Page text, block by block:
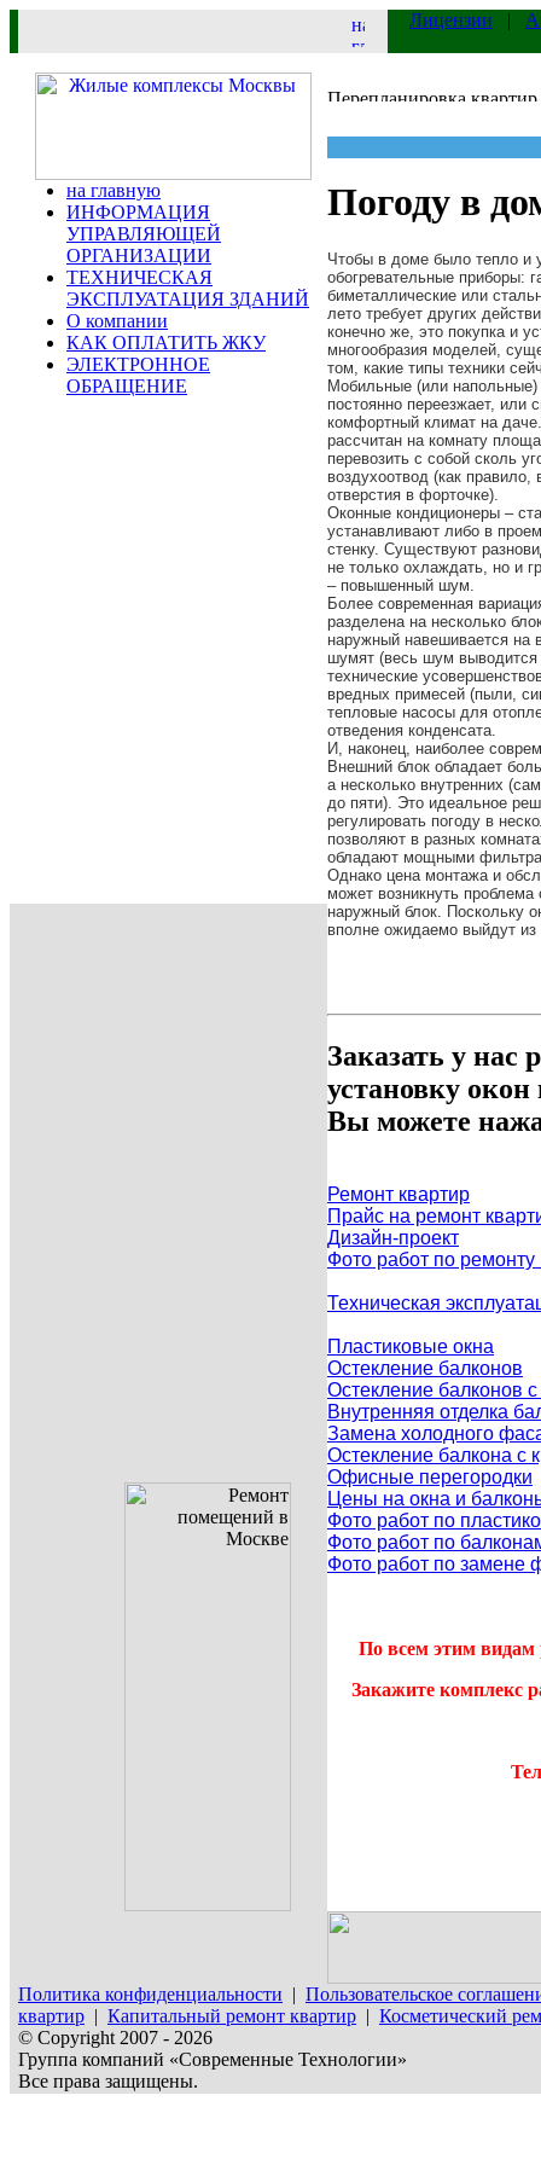
Лицензии |
на главную
ИНФОРМАЦИЯ
УПРАВЛЯЮЩЕЙ
ОРГАНИЗАЦИИ
ТЕХНИЧЕСКАЯ
ЭКСПЛУАТАЦИЯ ЗДАНИЙ
О компании
КАК ОПЛАТИТЬ ЖКУ
ЭЛЕКТРОННОЕ
ОБРАЩЕНИЕ
Погоду в
Чтобы в доме было тепло и
обогревательные приборы:
биметаллические или
лето требует других
конечно же, это покупка и
многообразия моделей,
том, какие типы техники
Мобильные (или
постоянно переезжает, или
комфортный климат на
рассчитан на комнату
перевозить с собой сколь
воздухоотвод (как
отверстия в форточке).
Оконные кондиционеры –
устанавливают либо в
стенку. Существуют
не только охлаждать, но и
– повышенный шум.
Более современная
разделена на несколько
наружный навешивается
шумят (весь шум
технические
вредных примесей (пыли,
тепловые насосы для
отведения конденсата.
И, наконец, наиболее
Внешний блок обладает
а несколько внутренних
до пяти). Это идеальное
регулировать погоду в
позволяют в разных
обладают мощными
Однако цена монтажа и
может возникнуть
наружный блок. Поскольку
вполне ожидаемо выйдут из
Заказать у нас
установку
Вы можете
Ремонт квартир
Прайс на ремонт
Дизайн-проект
Фото работ по ремонту
Техническая
Пластиковые окна
Остекление балконов
Остекление балконов
Внутренняя отделка
Замена холодного
Остекление балкона с
Офисные перегородки
Цены на окна и
Фото работ по
Фото работ по
Фото работ по замене
По всем этим видам
Закажите комплекс
Политика конфиденциальности | Пользовательское
квартир | Капитальный ремонт квартир | Косметический
© Copyright 2007 - 2026
Группа компаний «Современные Технологии»
Все права защищены.